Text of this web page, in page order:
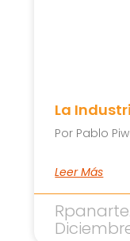
La
Por Pablo
Leer Más